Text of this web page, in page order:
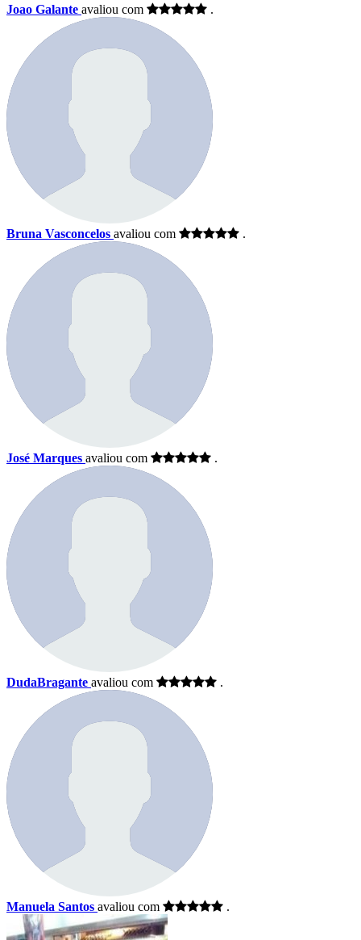
Joao Galante avaliou com .
Bruna Vasconcelos avaliou com .
José Marques avaliou com .
DudaBragante avaliou com .
Manuela Santos avaliou com .